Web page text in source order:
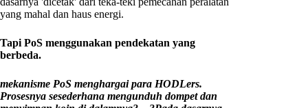
yang mahal dan haus energi.
Tapi PoS menggunakan pendekatan yang
berbeda.
mekanisme PoS menghargai para HODLers.
Prosesnya sesederhana mengunduh dompet dan